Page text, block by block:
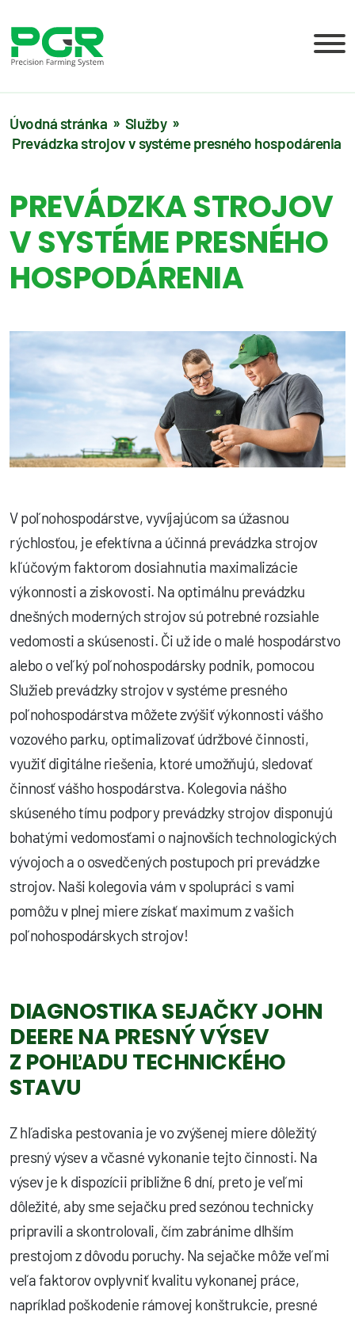
Úvodná stránka
Služby
Prevádzka strojov v systéme presného hospodárenia
PREVÁDZKA STROJOV
V SYSTÉME PRESNÉHO
HOSPODÁRENIA
V poľnohospodárstve, vyvíjajúcom sa úžasnou
rýchlosťou, je efektívna a účinná prevádzka strojov
kľúčovým faktorom dosiahnutia maximalizácie
výkonnosti a ziskovosti. Na optimálnu prevádzku
dnešných moderných strojov sú potrebné rozsiahle
vedomosti a skúsenosti. Či už ide o malé hospodárstvo
alebo o veľký poľnohospodársky podnik, pomocou
Služieb prevádzky strojov v systéme presného
poľnohospodárstva môžete zvýšiť výkonnosti vášho
vozového parku, optimalizovať údržbové činnosti,
využiť digitálne riešenia, ktoré umožňujú, sledovať
činnosť vášho hospodárstva. Kolegovia nášho
skúseného tímu podpory prevádzky strojov disponujú
bohatými vedomosťami o najnovších technologických
vývojoch a o osvedčených postupoch pri prevádzke
strojov. Naši kolegovia vám v spolupráci s vami
pomôžu v plnej miere získať maximum z vašich
poľnohospodárskych strojov!
DIAGNOSTIKA SEJAČKY JOHN
DEERE NA PRESNÝ VÝSEV
Z POHĽADU TECHNICKÉHO
STAVU
Z hľadiska pestovania je vo zvýšenej miere dôležitý
presný výsev a včasné vykonanie tejto činnosti. Na
výsev je k dispozícii približne 6 dní, preto je veľmi
dôležité, aby sme sejačku pred sezónou technicky
pripravili a skontrolovali, čím zabránime dlhším
prestojom z dôvodu poruchy. Na sejačke môže veľmi
veľa faktorov ovplyvniť kvalitu vykonanej práce,
napríklad poškodenie rámovej konštrukcie, presné